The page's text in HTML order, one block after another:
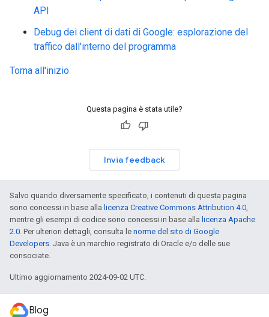
API
Debug dei client di dati di Google: esplorazione del
traffico dall'interno del programma
Torna all'inizio
Questa pagina è stata utile?
Invia feedback
Salvo quando diversamente specificato, i contenuti di questa pagina
sono concessi in base alla licenza Creative Commons Attribution 4.0,
mentre gli esempi di codice sono concessi in base alla licenza Apache
2.0. Per ulteriori dettagli, consulta le norme del sito di Google
Developers. Java è un marchio registrato di Oracle e/o delle sue
consociate.
Ultimo aggiornamento 2024-09-02 UTC.
Blog